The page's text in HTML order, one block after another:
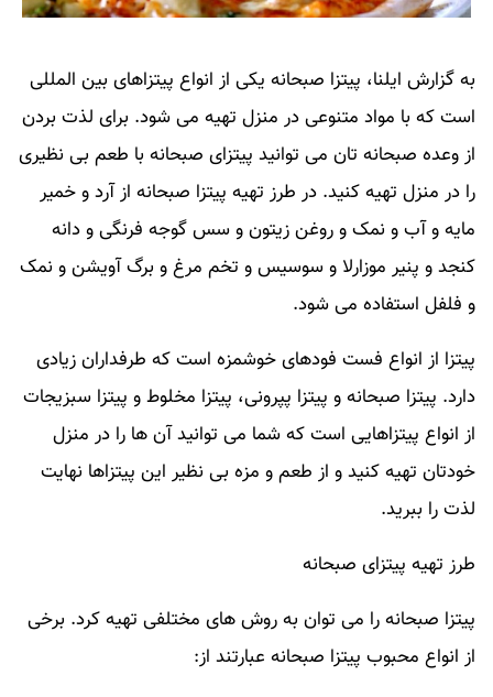
به گزارش ایلنا، پیتزا صبحانه یکی از انواع پیتزاهای بین المللی
است که با مواد متنوعی در منزل تهیه می شود. برای لذت بردن
از وعده صبحانه تان می توانید پیتزای صبحانه با طعم بی نظیری
را در منزل تهیه کنید. در طرز تهیه پیتزا صبحانه از آرد و خمیر
مایه و آب و نمک و روغن زیتون و سس گوجه فرنگی و دانه
کنجد و پنیر موزارلا و سوسیس و تخم مرغ و برگ آویشن و نمک
و فلفل استفاده می شود.
پیتزا از انواع فست فودهای خوشمزه است که طرفداران زیادی
دارد. پیتزا صبحانه و پیتزا پپرونی، پیتزا مخلوط و پیتزا سبزیجات
از انواع پیتزاهایی است که شما می توانید آن ها را در منزل
خودتان تهیه کنید و از طعم و مزه بی نظیر این پیتزاها نهایت
لذت را ببرید.
طرز تهیه پیتزای صبحانه
پیتزا صبحانه را می توان به روش های مختلفی تهیه کرد. برخی
از انواع محبوب پیتزا صبحانه عبارتند از: